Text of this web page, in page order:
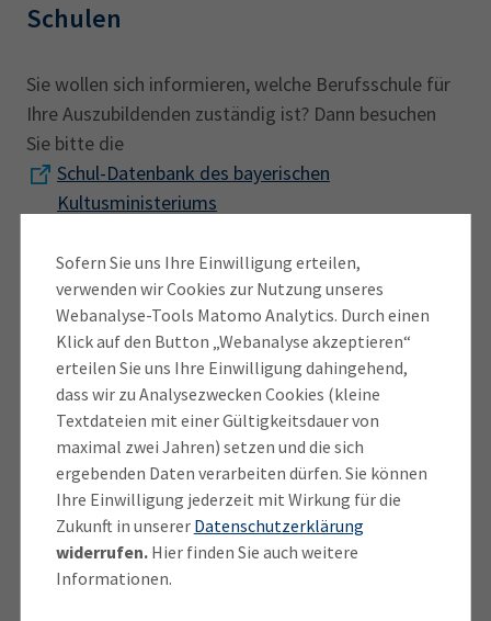
Sofern Sie uns Ihre Einwilligung erteilen,
verwenden wir Cookies zur Nutzung unseres
Webanalyse-Tools Matomo Analytics. Durch einen
Klick auf den Button „Webanalyse akzeptieren“
erteilen Sie uns Ihre Einwilligung dahingehend,
dass wir zu Analysezwecken Cookies (kleine
Textdateien mit einer Gültigkeitsdauer von
maximal zwei Jahren) setzen und die sich
ergebenden Daten verarbeiten dürfen. Sie können
Ihre Einwilligung jederzeit mit Wirkung für die
Zukunft in unserer Datenschutzerklärung
widerrufen.Hier finden Sie auch weitere
Informationen.
Schulen
Sie wollen sich informieren, welche Berufsschule für
Ihre Auszubildenden zuständig ist? Dann besuchen
Sie bitte die
Schul-Datenbank des bayerischen
Kultusministeriums
Falls ein Auszubildender eine andere Berufsschule
besuchen will, muss bei der eigentlich zuständigen
Schule ein Gastschulantrag gestellt werden.
Berufsschulsuche
Zur Datenbank
Ausbildung von A bis Z
Alles zum Thema Ausbildung